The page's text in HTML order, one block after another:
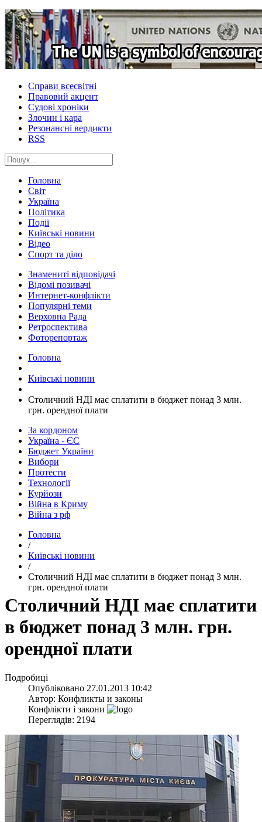
Справи всесвітні
Правовий акцент
Судові хроніки
Злочин і кара
Резонансні вердикти
RSS
Головна
Світ
Україна
Політика
Події
Київські новини
Відео
Спорт та діло
Знамениті відповідачі
Відомі позивачі
Интернет-конфлікти
Популярні теми
Верховна Рада
Ретроспектива
Фоторепортаж
Головна
Київські новини
Столичний НДІ має сплатити в бюджет понад 3 млн.
грн. орендної плати
За кордоном
Україна - ЄС
Бюджет України
Вибори
Протести
Технології
Курйози
Війна в Криму
Війна з рф
Головна
/
Київські новини
/
Столичний НДІ має сплатити в бюджет понад 3 млн.
грн. орендної плати
Столичний НДІ має сплатити
в бюджет понад 3 млн. грн.
орендної плати
Подробиці
Опубліковано 27.01.2013 10:42
Автор: Конфликты и законы
Конфлікти і закони
Переглядів: 2194